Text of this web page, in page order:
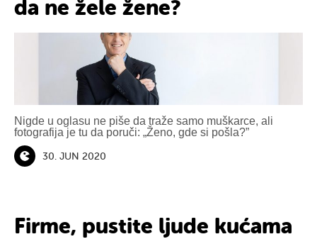
da ne žele žene?
Nigde u oglasu ne piše da traže samo muškarce, ali
fotografija je tu da poruči: „Ženo, gde si pošla?”
30. JUN 2020
Firme, pustite ljude kućama